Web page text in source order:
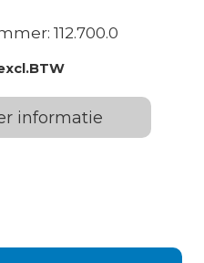
112.700.0
informatie